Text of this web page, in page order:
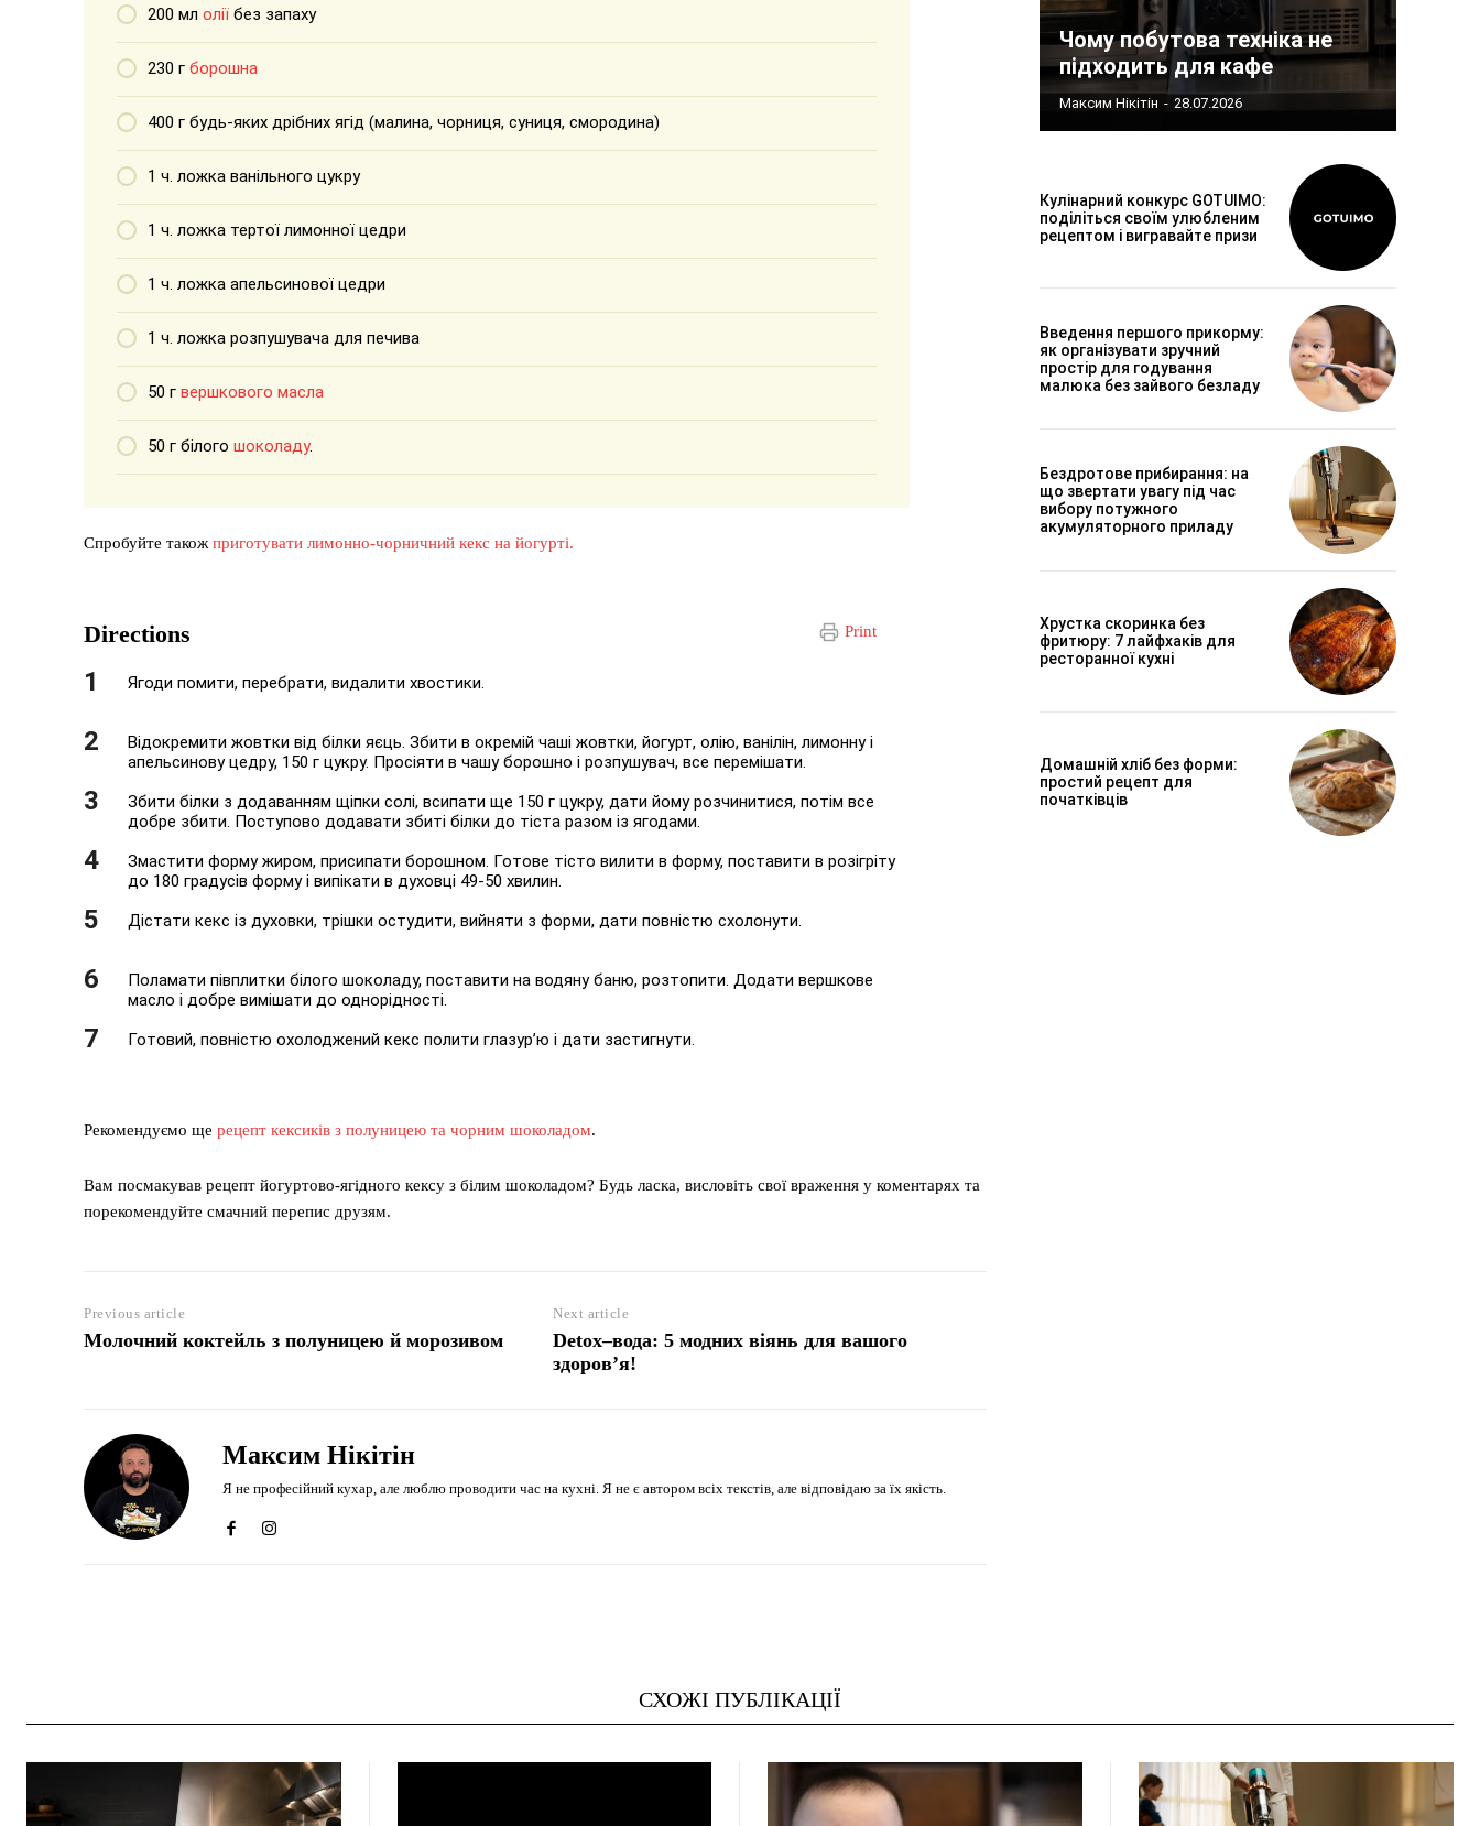
200 мл олії без запаху
230 г борошна
400 г будь-яких дрібних ягід (малина, чорниця, суниця, смородина)
1 ч. ложка ванільного цукру
1 ч. ложка тертої лимонної цедри
1 ч. ложка апельсинової цедри
1 ч. ложка розпушувача для печива
50 г вершкового масла
50 г білого шоколаду.
Спробуйте такожприготувати лимонно-чорничний кекс на йогурті.
Print
Directions
Ягоди помити, перебрати, видалити хвостики.
Відокремити жовтки від білки яєць. Збити в окремій чаші жовтки, йогурт, олію, ванілін, лимонну і
апельсинову цедру, 150 г цукру. Просіяти в чашу борошно і розпушувач, все перемішати.
Збити білки з додаванням щіпки солі, всипати ще 150 г цукру, дати йому розчинитися, потім все
добре збити. Поступово додавати збиті білки до тіста разом із ягодами.
Змастити форму жиром, присипати борошном. Готове тісто вилити в форму, поставити в розігріту
до 180 градусів форму і випікати в духовці 49-50 хвилин.
Дістати кекс із духовки, трішки остудити, вийняти з форми, дати повністю схолонути.
Поламати півплитки білого шоколаду, поставити на водяну баню, розтопити. Додати вершкове
масло і добре вимішати до однорідності.
Готовий, повністю охолоджений кекс полити глазур’ю і дати застигнути.
Рекомендуємо ще рецепт кексиків з полуницею та чорним шоколадом.
Вам посмакував рецепт йогуртово-ягідного кексу з білим шоколадом? Будь ласка, висловіть свої враження у коментарях та
порекомендуйте смачний перепис друзям.
Previous article
Молочний коктейль з полуницею й морозивом
Next article
Detox–вода: 5 модних віянь для вашого
здоров’я!
Максим Нікітін
Я не професійний кухар, але люблю проводити час на кухні. Я не є автором всіх текстів, але відповідаю за їх якість.
Чому побутова техніка не
підходить для кафе
Максим Нікітін - 28.07.2026
Кулінарний конкурс GOTUIMO:
поділіться своїм улюбленим
рецептом і вигравайте призи
Введення першого прикорму:
як організувати зручний
простір для годування
малюка без зайвого безладу
Бездротове прибирання: на
що звертати увагу під час
вибору потужного
акумуляторного приладу
Хрустка скоринка без
фритюру: 7 лайфхаків для
ресторанної кухні
Домашній хліб без форми:
простий рецепт для
початківців
СХОЖІ ПУБЛІКАЦІЇ